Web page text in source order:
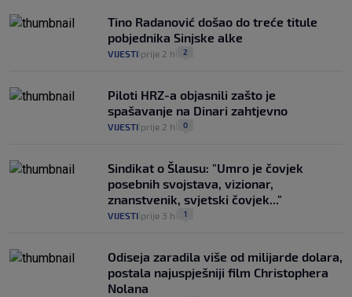
Tino Radanović došao do treće titule
pobjednika Sinjske alke
VIJESTI prije 2 h 2
Piloti HRZ-a objasnili zašto je
spašavanje na Dinari zahtjevno
VIJESTI prije 2 h 0
Sindikat o Šlausu: "Umro je čovjek
posebnih svojstava, vizionar,
znanstvenik, svjetski čovjek..."
VIJESTI prije 3 h 1
Odiseja zaradila više od milijarde dolara,
postala najuspješniji film Christophera
Nolana